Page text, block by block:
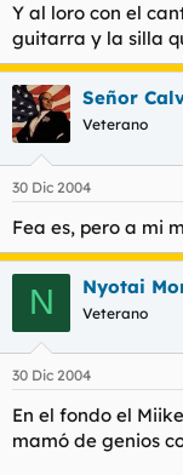
Y al loro con el
guitarra y la silla
Señor
Veterano
30 Dic 2004
Fea es, pero a mi
N Nyotai
Veterano
30 Dic 2004
En el fondo el
mamó de genios